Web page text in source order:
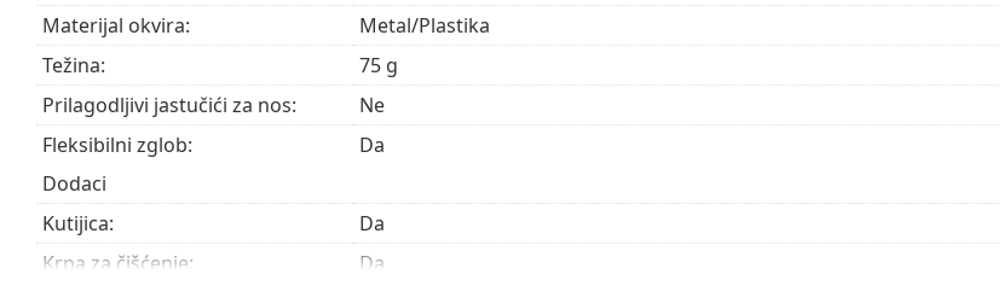
Materijal okvira:
Metal/Plastika
Težina:
75 g
Prilagodljivi jastučići za nos:
Ne
Fleksibilni zglob:
Da
Dodaci
Kutijica:
Da
Krpa za čišćenje:
Da